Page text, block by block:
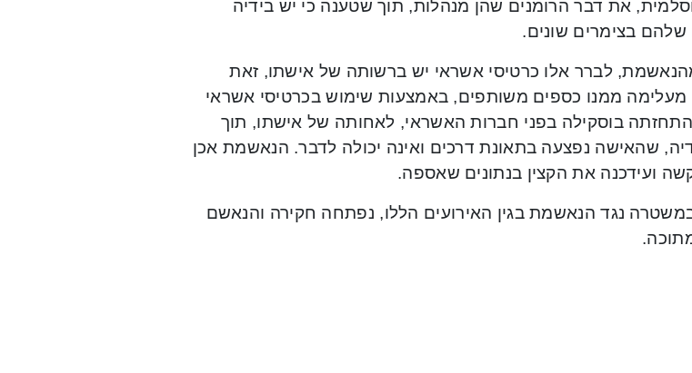
את דבר הרומנים שהן מנהלות, תוך שטענה כי יש בידיה
בצימרים שונים.
לברר אלו כרטיסי אשראי יש ברשותה של אישתו, זאת
ממנו כספים משותפים, באמצעות שימוש בכרטיסי אשראי
בוסקילה בפני חברות האשראי, לאחותה של אישתו, תוך
שהאישה נפצעה בתאונת דרכים ואינה יכולה לדבר. הנאשמת אכן
ועידכנה את הקצין בנתונים שאספה.
נגד הנאשמת בגין האירועים הללו, נפתחה חקירה והנאשם